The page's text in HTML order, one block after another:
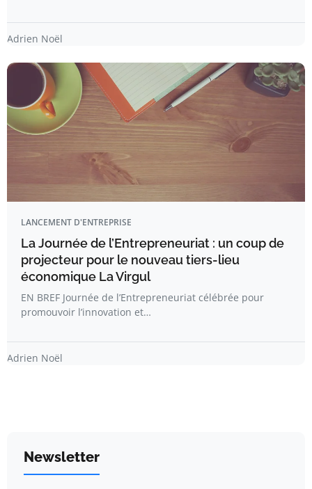
Adrien Noël
LANCEMENT D'ENTREPRISE
La Journée de l’Entrepreneuriat : un coup de
projecteur pour le nouveau tiers-lieu
économique La Virgul
EN BREF Journée de l’Entrepreneuriat célébrée pour
promouvoir l’innovation et…
Adrien Noël
Newsletter